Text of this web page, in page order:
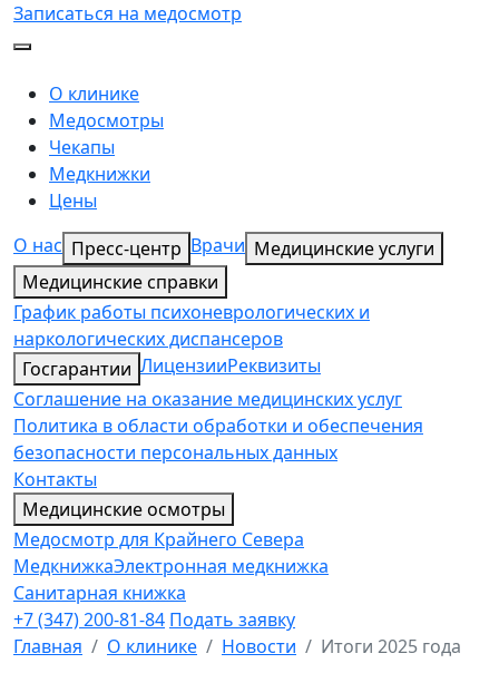
Записаться на медосмотр
О клинике
Медосмотры
Чекапы
Медкнижки
Цены
О нас Пресс-центр Врачи Медицинские услуги
Медицинские справки
График работы психоневрологических и
наркологических диспансеров
Госгарантии ЛицензииРеквизиты
Соглашение на оказание медицинских услуг
Политика в области обработки и обеспечения
безопасности персональных данных
Контакты
Медицинские осмотры
Медосмотр для Крайнего Севера
МедкнижкаЭлектронная медкнижка
Санитарная книжка
+7 (347) 200-81-84 Подать заявку
Главная
О клинике Новости Итоги 2025 года